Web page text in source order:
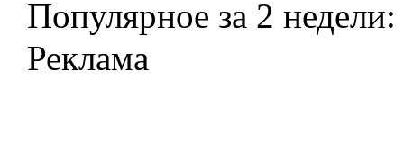
Популярное за 2 недели:
Реклама